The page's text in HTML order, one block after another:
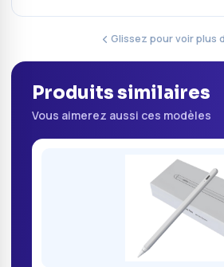
Glissez pour voir plus
Produits similaires
Vous aimerez aussi ces modèles